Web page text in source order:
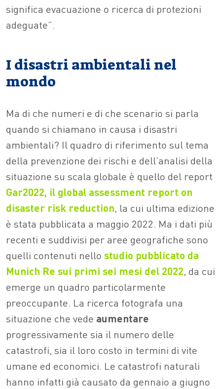
significa evacuazione o ricerca di protezioni
adeguate”.
I disastri ambientali nel
mondo
Ma di che numeri e di che scenario si parla
quando si chiamano in causa i disastri
ambientali? Il quadro di riferimento sul tema
della prevenzione dei rischi e dell’analisi della
situazione su scala globale è quello del report
Gar2022, il global assessment report on
disaster risk reduction, la cui ultima edizione
è stata pubblicata a maggio 2022. Ma i dati più
recenti e suddivisi per aree geografiche sono
quelli contenuti nello studio pubblicato da
Munich Re sui primi sei mesi del 2022, da cui
emerge un quadro particolarmente
preoccupante. La ricerca fotografa una
situazione che vede aumentare
progressivamente sia il numero delle
catastrofi, sia il loro costo in termini di vite
umane ed economici. Le catastrofi naturali
hanno infatti già causato da gennaio a giugno